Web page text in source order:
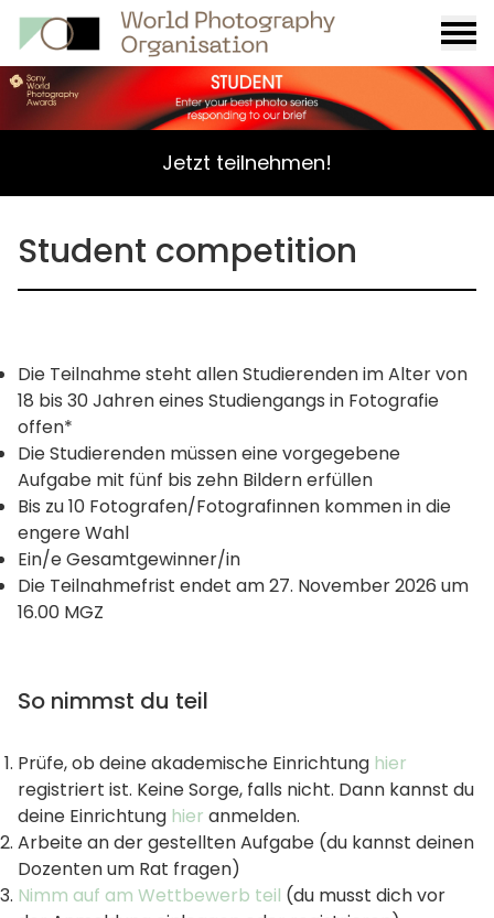
menu
Jetzt teilnehmen!
Student competition
Die Teilnahme steht allen Studierenden im Alter von
18 bis 30 Jahren eines Studiengangs in Fotografie
offen*
Die Studierenden müssen eine vorgegebene
Aufgabe mit fünf bis zehn Bildern erfüllen
Bis zu 10 Fotografen/Fotografinnen kommen in die
engere Wahl
Ein/e Gesamtgewinner/in
Die Teilnahmefrist endet am 27. November 2026 um
16.00 MGZ
So nimmst du teil
Prüfe, ob deine akademische Einrichtung hier
registriert ist. Keine Sorge, falls nicht. Dann kannst du
deine Einrichtung hier anmelden.
Arbeite an der gestellten Aufgabe (du kannst deinen
Dozenten um Rat fragen)
Nimm auf am Wettbewerb teil (du musst dich vor